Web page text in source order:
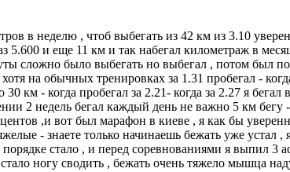
в неделю , чтоб выбегать из 42 км из 3.10
5.600 и еще 11 км и так набегал километраж в
сложно было выбегать но выбегал , потом был
на обычных тренировках за 1.31 пробегал -
- когда пробегал за 2.21- когда за 2.27 я бегал
2 недель бегал каждый день не важно 5 км
,и вот был марафон в киеве , я как бы
- знаете только начинаешь бежать уже устал
стало , и перед соревнованиями я выпил 3
ногу сводить , бежать очень тяжело мышца